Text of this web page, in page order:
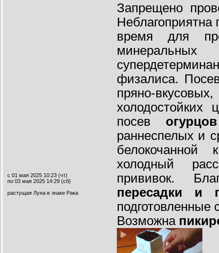
с 01 мая 2025 10:23 (чт)
по 03 мая 2025 14:29 (сб)
растущая Луна в знаке Рака
Запрещено
Неблагоприятна
время для
физалиса.
пряно-
холодостойких
посев огурцов
раннеспелых и
белокочанной
холодный
прививок.
пересадки и
Возможна